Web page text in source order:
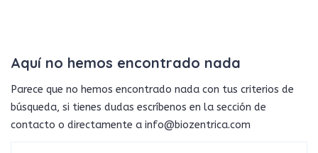
Aquí no hemos encontrado nada
Parece que no hemos encontrado nada con tus criterios de
búsqueda, si tienes dudas escríbenos en la sección de
contacto o directamente a info@biozentrica.com